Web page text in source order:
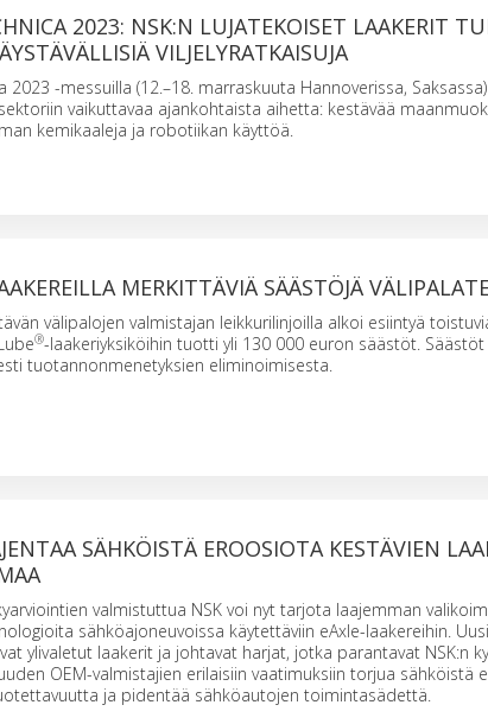
2023: NSK:N LUJATEKOISET LAAKERIT
VILJELYRATKAISUJA
2023 -messuilla (12.–18. marraskuuta Hannoverissa,
vaikuttavaa ajankohtaista aihetta: kestävää
kemikaaleja ja robotiikan käyttöä.
MERKITTÄVIÄ SÄÄSTÖJÄ
välipalojen valmistajan leikkurilinjoilla alkoi esiintyä
®-laakeriyksiköihin tuotti yli 130 000 euron säästöt.
tuotannonmenetyksien eliminoimisesta.
SÄHKÖISTÄ EROOSIOTA KESTÄVIEN
valmistuttua NSK voi nyt tarjota laajemman
sähköajoneuvoissa käytettäviin eAxle-laakereihin.
ylivaletut laakerit ja johtavat harjat, jotka parantavat NSK:n
OEM-valmistajien erilaisiin vaatimuksiin torjua sähköistä
ja pidentää sähköautojen toimintasädettä.